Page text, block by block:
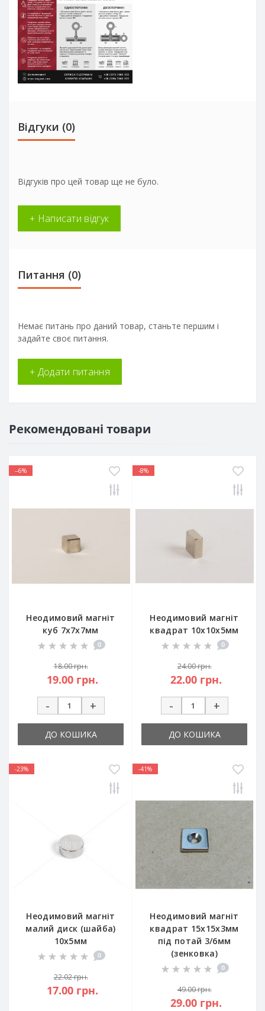
Відгуки (0)
Відгуків про цей товар ще не було.
+ Написати відгук
Питання (0)
Немає питань про даний товар, станьте першим і
задайте своє питання.
+ Додати питання
Рекомендовані товари
--6%
Неодимовий магніт
куб 7х7х7мм
0
18.00 грн.
19.00 грн.
-
+
ДО КОШИКА
-8%
Неодимовий магніт
квадрат 10х10х5мм
0
24.00 грн.
22.00 грн.
-
+
ДО КОШИКА
-23%
Неодимовий магніт
малий диск (шайба)
10х5мм
0
22.02 грн.
17.00 грн.
-41%
Неодимовий магніт
квадрат 15x15x3мм
під потай 3/6мм
(зенковка)
0
49.00 грн.
29.00 грн.